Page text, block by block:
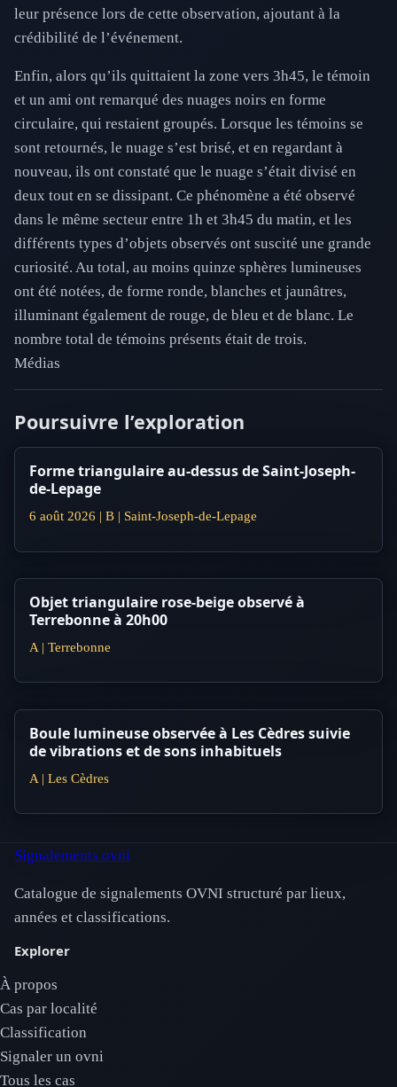
leur présence lors de cette observation, ajoutant à la
crédibilité de l’événement.
Enfin, alors qu’ils quittaient la zone vers 3h45, le témoin
et un ami ont remarqué des nuages noirs en forme
circulaire, qui restaient groupés. Lorsque les témoins se
sont retournés, le nuage s’est brisé, et en regardant à
nouveau, ils ont constaté que le nuage s’était divisé en
deux tout en se dissipant. Ce phénomène a été observé
dans le même secteur entre 1h et 3h45 du matin, et les
différents types d’objets observés ont suscité une grande
curiosité. Au total, au moins quinze sphères lumineuses
ont été notées, de forme ronde, blanches et jaunâtres,
illuminant également de rouge, de bleu et de blanc. Le
nombre total de témoins présents était de trois.
Médias
Poursuivre l’exploration
Forme triangulaire au-dessus de Saint-Joseph-
de-Lepage
6 août 2026 | B | Saint-Joseph-de-Lepage
Objet triangulaire rose-beige observé à
Terrebonne à 20h00
A | Terrebonne
Boule lumineuse observée à Les Cèdres suivie
de vibrations et de sons inhabituels
A | Les Cèdres
Signalements ovni
Catalogue de signalements OVNI structuré par lieux,
années et classifications.
Explorer
À propos
Cas par localité
Classification
Signaler un ovni
Tous les cas